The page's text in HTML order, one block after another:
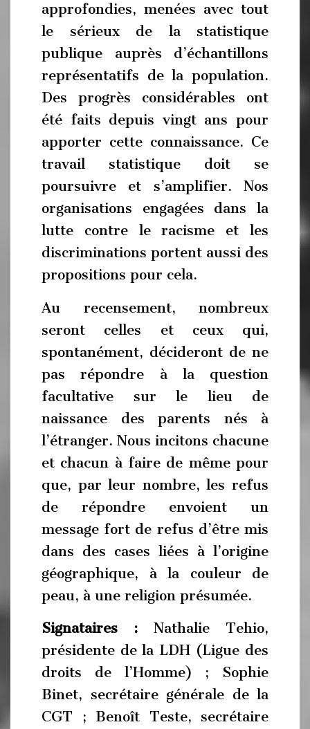
approfondies, menées avec tout
le sérieux de la statistique
publique auprès d’échantillons
représentatifs de la population.
Des progrès considérables ont
été faits depuis vingt ans pour
apporter cette connaissance. Ce
travail statistique doit se
poursuivre et s’amplifier. Nos
organisations engagées dans la
lutte contre le racisme et les
discriminations portent aussi des
propositions pour cela.
Au recensement, nombreux
seront celles et ceux qui,
spontanément, décideront de ne
pas répondre à la question
facultative sur le lieu de
naissance des parents nés à
l’étranger. Nous incitons chacune
et chacun à faire de même pour
que, par leur nombre, les refus
de répondre envoient un
message fort de refus d’être mis
dans des cases liées à l’origine
géographique, à la couleur de
peau, à une religion présumée.
Signataires : Nathalie Tehio,
présidente de la LDH (Ligue des
droits de l’Homme) ; Sophie
Binet, secrétaire générale de la
CGT ; Benoît Teste, secrétaire